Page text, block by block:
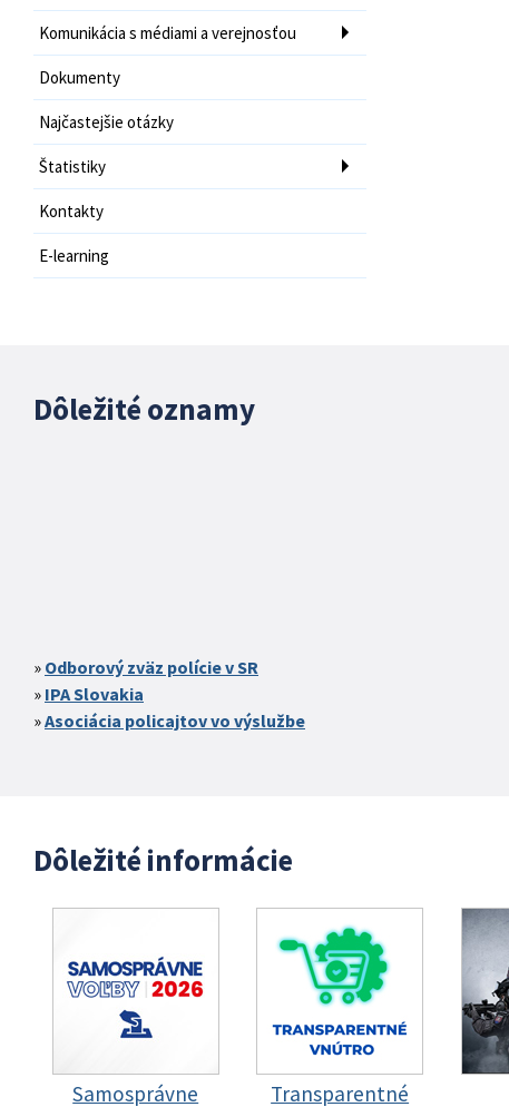
Komunikácia s médiami a verejnosťou
Dokumenty
Najčastejšie otázky
Štatistiky
Kontakty
E-learning
Dôležité oznamy
Odborový zväz polície v SR
IPA Slovakia
Asociácia policajtov vo výslužbe
Dôležité informácie
Samosprávne
Transparentné